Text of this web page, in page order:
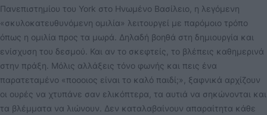
Πανεπιστημίου του York στο Ηνωμένο Βασίλειο, η λεγόμενη
«σκυλοκατευθυνόμενη ομιλία» λειτουργεί με παρόμοιο τρόπο
όπως η ομιλία προς τα μωρά. Δηλαδή βοηθά στη δημιουργία και
ενίσχυση του δεσμού. Και αν το σκεφτείς, το βλέπεις καθημερινά
στην πράξη. Μόλις αλλάξεις τόνο φωνής και πεις ένα
παρατεταμένο «ποοοιος είναι το καλό παιδί;», ξαφνικά αρχίζουν
οι ουρές να χτυπάνε σαν ελικόπτερα, τα αυτιά να σηκώνονται και
τα βλέμματα να λιώνουν. Δεν καταλαβαίνουν απαραίτητα κάθε